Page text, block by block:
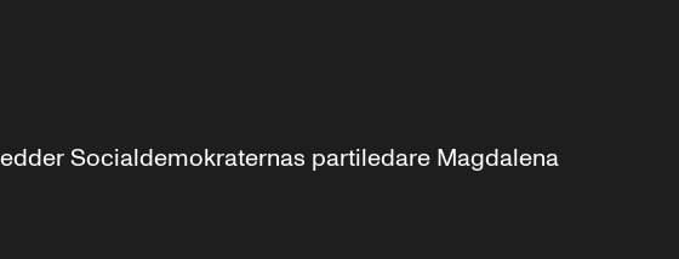
Socialdemokraternas partiledare Magdalena